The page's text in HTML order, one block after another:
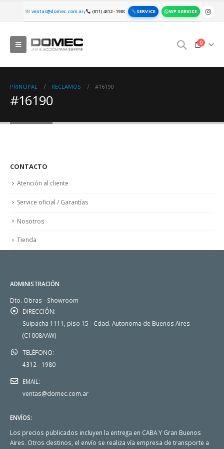
ventas@domec.com.ar| (011) 4312 - 1980 SERVICE WP SERVICE
0
PRINCIPAL RECLAMOS #16190
#16190
CONTACTO
Atención al cliente
Service oficial / Garantías
Nosotros
Tienda
ADMINISTRACIÓN
Dto. Obras - Showroom
DIRECCIÓN:
Suipacha 1111, piso 15 - Cdad. Autonoma de Buenos Aires
(C1008AAW)
TELÉFONO:
4312 - 1980
EMAIL:
ventas@domec.com.ar
ENVÍOS:
Los precios publicados incluyen la entrega en CABA Y Gran Buenos
Aires. Otros destinos, el envío se realiza vía empresa de transporte a